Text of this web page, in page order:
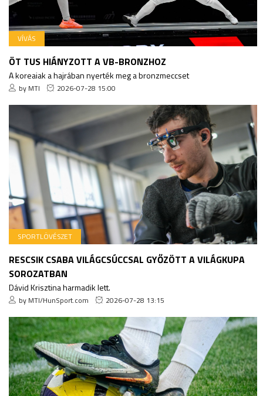
VÍVÁS
ÖT TUS HIÁNYZOTT A VB-BRONZHOZ
A koreaiak a hajrában nyerték meg a bronzmeccset
by MTI 2026-07-28 15:00
SPORTLÖVÉSZET
RESCSIK CSABA VILÁGCSÚCCSAL GYŐZÖTT A VILÁGKUPA
SOROZATBAN
Dávid Krisztina harmadik lett.
by MTI/HunSport.com 2026-07-28 13:15